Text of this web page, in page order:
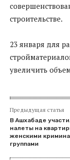
строительстве.
23 января для
увеличить
Предыдущая статья
В Ашхабаде
налеты на
женскими
группами